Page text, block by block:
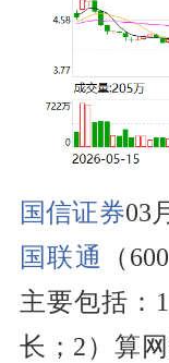
国信证券03
国联通
（
主要包括：
长；2）算